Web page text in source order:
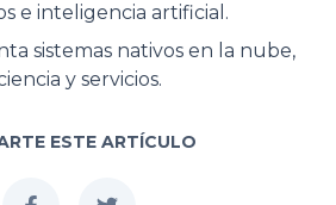
e inteligencia artificial.
sistemas nativos en la nube,
y servicios.
ESTE ARTÍCULO